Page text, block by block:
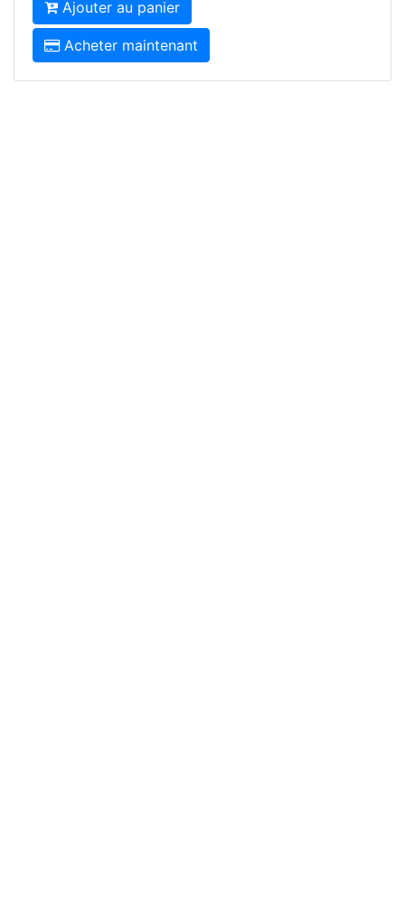
Ajouter au panier
Acheter maintenant